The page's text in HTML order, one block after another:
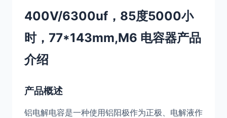
400V/6300uf，85度5000小
时，77*143mm,M6 电容器产品
介绍
产品概述
铝电解电容是一种使用铝阳极作为正极、电解液作